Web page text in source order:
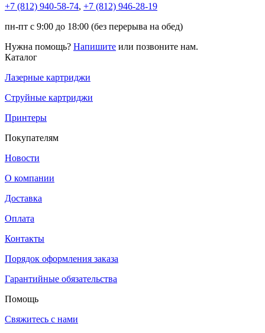
+7 (812) 940-58-74, +7 (812) 946-28-19
пн-пт с 9:00 до 18:00 (без перерыва на обед)
Нужна помощь? Напишите или позвоните нам.
Каталог
Лазерные картриджи
Струйные картриджи
Принтеры
Покупателям
Новости
О компании
Доставка
Оплата
Контакты
Порядок оформления заказа
Гарантийные обязательства
Помощь
Свяжитесь с нами